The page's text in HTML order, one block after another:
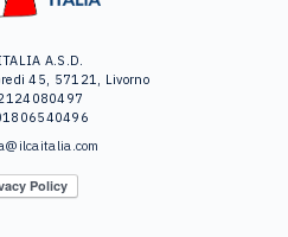
A.S.D.
45, 57121, Livorno